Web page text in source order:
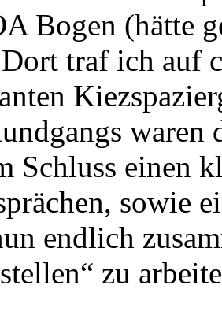
Bogen (hätte
traf ich auf
Schluss einen
sowie
endlich
zu